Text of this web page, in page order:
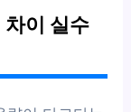
이 실수